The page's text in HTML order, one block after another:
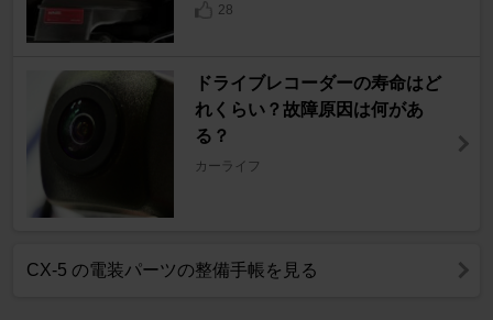
28
ドライブレコーダーの寿命はど
れくらい？故障原因は何があ
る？
カーライフ
CX-5 の電装パーツの整備手帳を見る